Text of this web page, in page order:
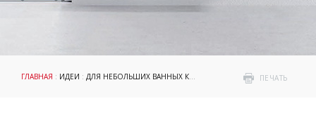
ПЕЧАТЬ
ГЛАВНАЯ : ИДЕИ : ДЛЯ НЕБОЛЬШИХ ВАННЫХ КОМНАТ : ВАННЫЕ КОМНАТЫ С